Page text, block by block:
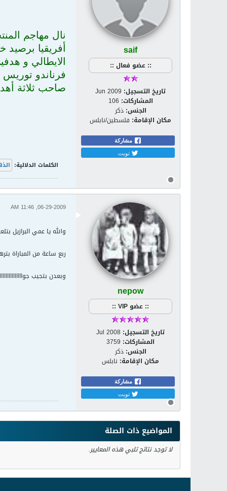
saif
:: عضو فعال ::
تاريخ التسجيل: Jun 2009
المشاركات: 106
الجنس: ذكر
مكان الإقامة: فلسطين/نابلس
مشاركة
تويت
أفريقيا
الايطالي و
فرناندو
صاحب ثلاثة
الكلمات الدلالية:
nepow
:: عضو VIP ::
تاريخ التسجيل: Jul 2008
المشاركات: 3759
الجنس: ذكر
مكان الإقامة: نابلس
مشاركة
تويت
06-29-2009, 11:46 AM
والله يا عمي البرازيل
ربع ساعة من المباراة
وبعدن بتجيب
المواضيع ذات الصلة
لا توجد نتائج تلبي هذه المعايير.